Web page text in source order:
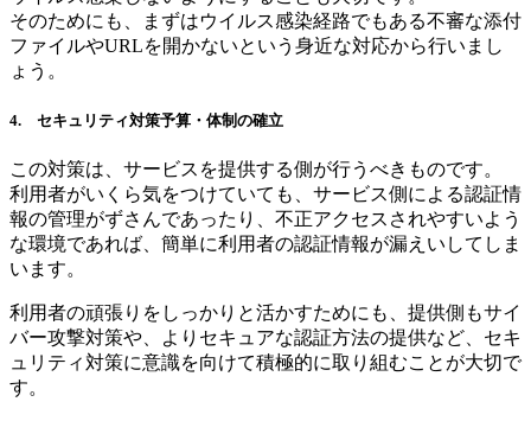
そのためにも、まずはウイルス感染経路でもある不審な添付
ファイルやURLを開かないという身近な対応から行いまし
ょう。
4. セキュリティ対策予算・体制の確立
この対策は、サービスを提供する側が行うべきものです。
利用者がいくら気をつけていても、サービス側による認証情
報の管理がずさんであったり、不正アクセスされやすいよう
な環境であれば、簡単に利用者の認証情報が漏えいしてしま
います。
利用者の頑張りをしっかりと活かすためにも、提供側もサイ
バー攻撃対策や、よりセキュアな認証方法の提供など、セキ
ュリティ対策に意識を向けて積極的に取り組むことが大切で
す。